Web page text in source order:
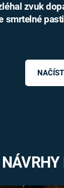
zvuk
smrtelné pasti
NÁVRHY